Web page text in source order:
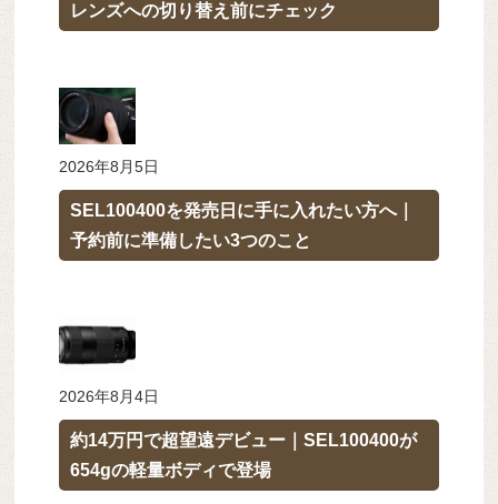
レンズへの切り替え前にチェック
2026年8月5日
SEL100400を発売日に手に入れたい方へ｜
予約前に準備したい3つのこと
2026年8月4日
約14万円で超望遠デビュー｜SEL100400が
654gの軽量ボディで登場